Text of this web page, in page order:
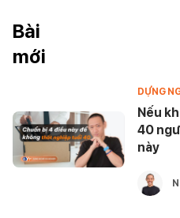
Bài
mới
DỰNG
Nếu
40
này